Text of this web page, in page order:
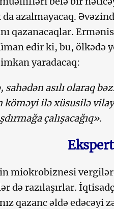
azalmayacaq.
qazanacaqlar.
edir ki, bu, ölkədə
yaradacaq:
sahədən asılı olaraq
köməyi ilə xüsusilə
çalışacağıq».
miokrobiznesi
də razılaşırlar.
qazanc əldə edəcəyi